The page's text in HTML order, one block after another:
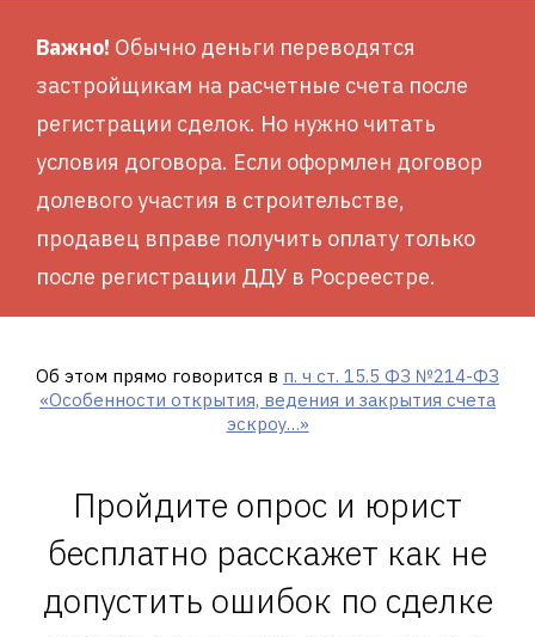
Важно! Обычно деньги переводятся
застройщикам на расчетные счета после
регистрации сделок. Но нужно читать
условия договора. Если оформлен договор
долевого участия в строительстве,
продавец вправе получить оплату только
после регистрации ДДУ в Росреестре.
Об этом прямо говорится в п. ч ст. 15.5 ФЗ №214-ФЗ
«Особенности открытия, ведения и закрытия счета
эскроу…»
Пройдите опрос и юрист
бесплатно расскажет как не
допустить ошибок по сделке